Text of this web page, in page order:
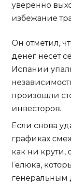
уверенно
избежание
Он отметил,
денег несет
Испании
произошли
инвесторов.
Если снова
графиках
как ни крути,
Гелюка,
генеральным